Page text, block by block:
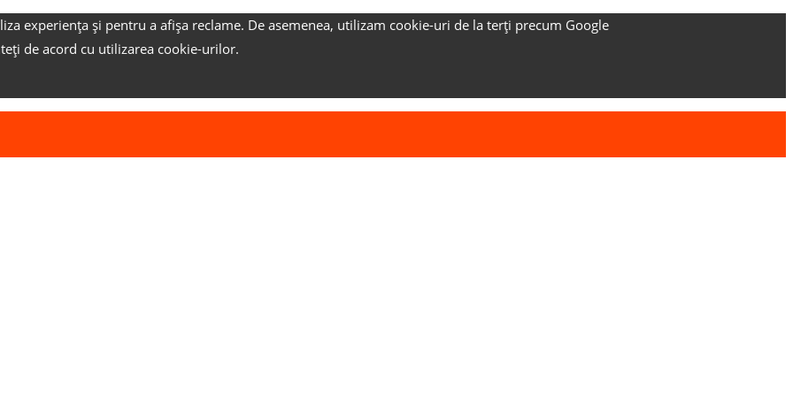
experiența și pentru a afișa reclame. De asemenea, utilizam cookie-uri de la terți precum Google
de acord cu utilizarea cookie-urilor.